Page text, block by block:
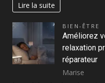
Lire la suite
BIEN-ÊTRE
Améliorez
relaxation
réparateur
Marise